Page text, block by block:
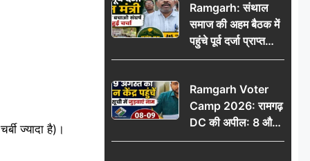
ज्यादा है)।
की भीड़
Ramgarh: संथाल
समाज की अहम बैठक में
पहुंचे पूर्व दर्जा प्राप्त
मंत्री, मरांग बुरू बचाओ
Ramgarh Voter
Camp 2026: रामगढ़
DC की अपील: 8 और
9 अगस्त को मतदान